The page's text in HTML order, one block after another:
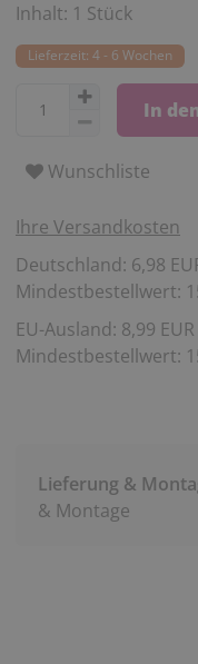
Inhalt: 1 Stück
Lieferzeit: 4 - 6 Wochen
In
Wunschliste
Ihre Versandkosten
Deutschland: 6,98
Mindestbestellwert:
EU-Ausland: 8,99
Mindestbestellwert:
Lieferung &
& Montage